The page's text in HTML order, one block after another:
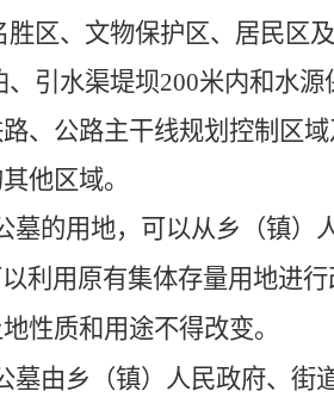
区、文物保护区、居民区及
、引水渠堤坝200米内和水源
、公路主干线规划控制区域
他区域。
墓的用地，可以从乡（镇）
利用原有集体存量用地进行
性质和用途不得改变。
墓由乡（镇）人民政府、街